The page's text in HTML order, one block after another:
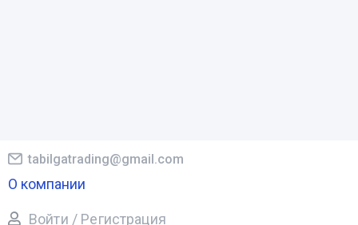
tabilgatrading@gmail.com
О компании
Войти / Регистрация